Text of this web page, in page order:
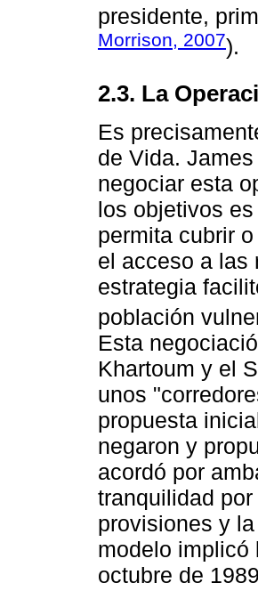
presidente,
Morrison, 2007).
2.3. La
Es
de Vida.
negociar esta
los objetivos
permita cubrir
el acceso a las
estrategia
población
Esta
Khartoum y el
unos
propuesta
negaron y
acordó por
tranquilidad
provisiones y
modelo implicó
octubre de